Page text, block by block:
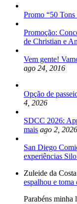
Promo “50
Promoção:
de Christian e
Vem gente!
ago 24, 2016
Opção de
4, 2026
SDCC 2026:
mais ago 2, 2026
San Diego
experiências
Zuleide da
espalhou e
Parabéns minha